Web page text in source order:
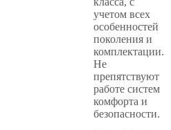
учетом всех
особенностей
поколения и
комплектации.
Не
препятствуют
работе систем
комфорта и
безопасности.